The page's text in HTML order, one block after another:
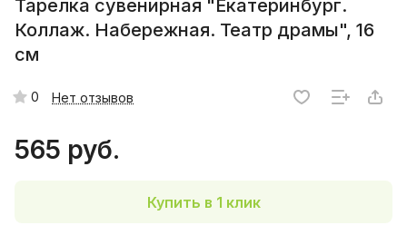
Тарелка сувенирная "Екатеринбург.
Коллаж. Набережная. Театр драмы", 16
см
0 Нет отзывов
565 руб.
Купить в 1 клик